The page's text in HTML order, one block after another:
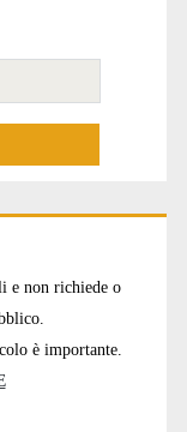
e non richiede o
è importante.